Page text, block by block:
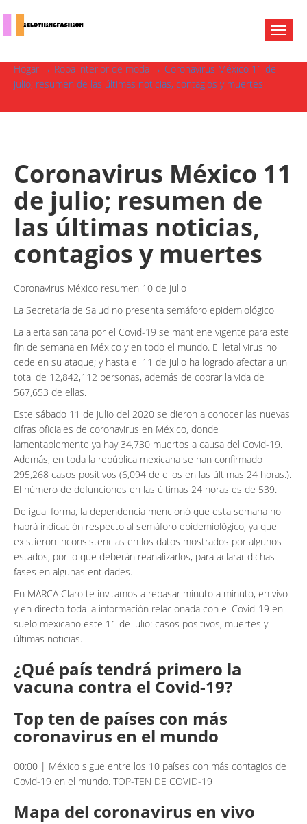
Hogar → Ropa interior de moda → Coronavirus México 11 de
julio; resumen de las últimas noticias, contagios y muertes
Coronavirus México 11
de julio; resumen de
las últimas noticias,
contagios y muertes
Coronavirus México resumen 10 de julio
La Secretaría de Salud no presenta semáforo epidemiológico
La alerta sanitaria por el Covid-19 se mantiene vigente para este
fin de semana en México y en todo el mundo. El letal virus no
cede en su ataque; y hasta el 11 de julio ha logrado afectar a un
total de 12,842,112 personas, además de cobrar la vida de
567,653 de ellas.
Este sábado 11 de julio del 2020 se dieron a conocer las nuevas
cifras oficiales de coronavirus en México, donde
lamentablemente ya hay 34,730 muertos a causa del Covid-19.
Además, en toda la república mexicana se han confirmado
295,268 casos positivos (6,094 de ellos en las últimas 24 horas.).
El número de defunciones en las últimas 24 horas es de 539.
De igual forma, la dependencia mencionó que esta semana no
habrá indicación respecto al semáforo epidemiológico, ya que
existieron inconsistencias en los datos mostrados por algunos
estados, por lo que deberán reanalizarlos, para aclarar dichas
fases en algunas entidades.
En MARCA Claro te invitamos a repasar minuto a minuto, en vivo
y en directo toda la información relacionada con el Covid-19 en
suelo mexicano este 11 de julio: casos positivos, muertes y
últimas noticias.
¿Qué país tendrá primero la
vacuna contra el Covid-19?
Top ten de países con más
coronavirus en el mundo
00:00 | México sigue entre los 10 países con más contagios de
Covid-19 en el mundo. TOP-TEN DE COVID-19
Mapa del coronavirus en vivo